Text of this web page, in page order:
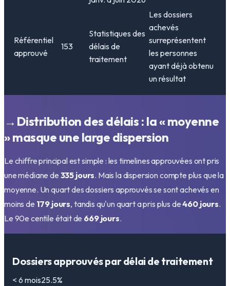
Référentiel
approuvé
153
Statistiques des
délais de
traitement
Les dossiers
achevés
surreprésentent
les personnes
ayant déjà obtenu
un résultat
→ Distribution des délais : la « moyenne
» masque une large dispersion
Le chiffre principal est simple : les timelines approuvées ont pris
une médiane de 335 jours. Mais la dispersion compte plus que la
moyenne. Un quart des dossiers approuvés se sont achevés en
moins de 179 jours, tandis qu'un quart a pris plus de460jours.
Le 90e centile était de 669jours.
Dossiers approuvés par délai de traitement
< 6 mois25.5%